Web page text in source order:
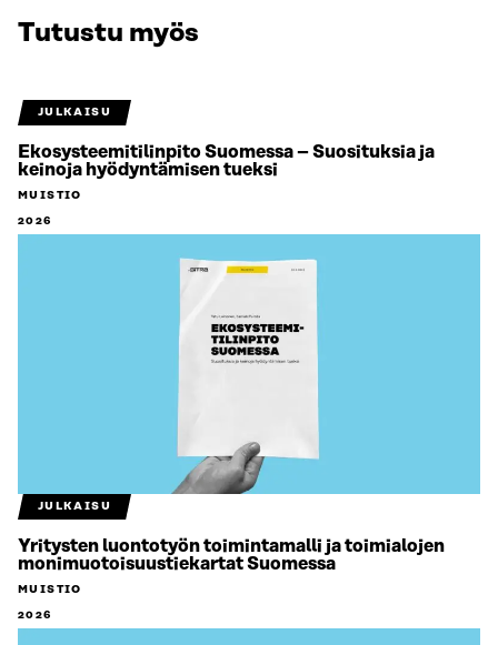
Tutustu myös
JULKAISU
Ekosysteemitilinpito Suomessa – Suosituksia ja
keinoja hyödyntämisen tueksi
MUISTIO
2026
JULKAISU
Yritysten luontotyön toimintamalli ja toimialojen
monimuotoisuustiekartat Suomessa
MUISTIO
2026